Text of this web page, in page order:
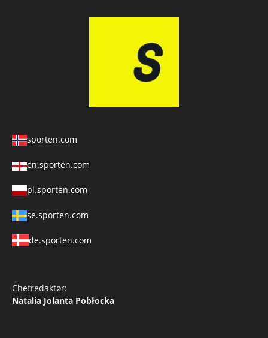
sporten.com
en.sporten.com
pl.sporten.com
se.sporten.com
de.sporten.com
Chefredaktør:
Natalia Jolanta Pobłocka